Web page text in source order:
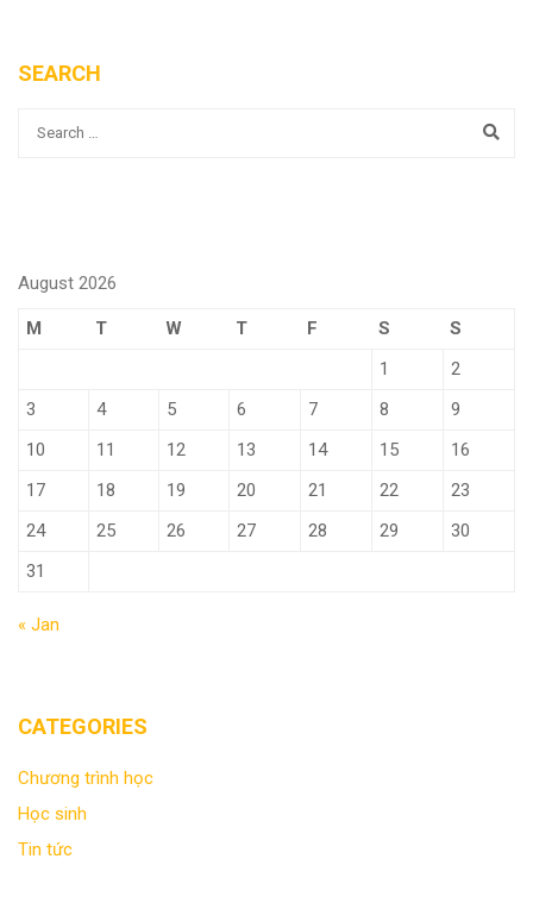
SEARCH
August 2026
M T W T F S
S
1
2
3
4 5 6 7 8
9
10
11 12 13 14 15
16
17
18 19 20 21 22
23
24
25 26 27 28 29
30
31
« Jan
CATEGORIES
Chương trình học
Học sinh
Tin tức